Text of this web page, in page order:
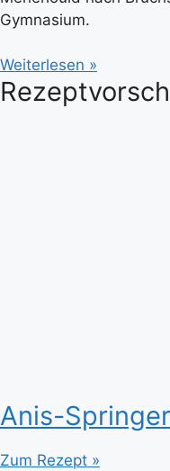
Gymnasium.
Weiterlesen »
Anis-
Zum Rezept »